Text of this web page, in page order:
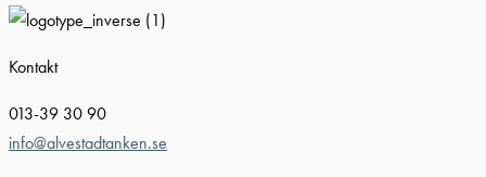
Kontakt
013-39 30 90
info@alvestadtanken.se